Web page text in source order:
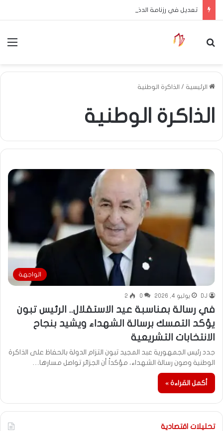
تعديل في رزنامة الدخول المدرسي
بحث عن
الرئيسية / الذاكرة الوطنية
الذاكرة الوطنية
الواجهة
DJ يوليو 4, 2026 0
2
في رسالة بمناسبة عيد الاستقلال.. الرئيس تبون
يؤكد التمسك برسالة الشهداء ويشيد بنجاح
الانتخابات التشريعية
جدد رئيس الجمهورية عبد المجيد تبون التزام الدولة بالحفاظ على الذاكرة
الوطنية وصون رسالة الشهداء، مؤكداً أن الجزائر تواصل مسارها…
أكمل القراءة »
تحليلات اقتصادية